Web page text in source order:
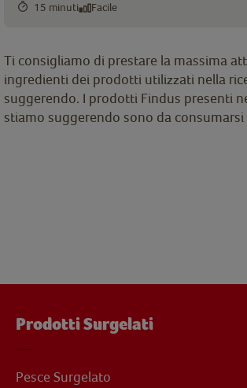
15 minuti Facile
Ti consigliamo di prestare la massima
ingredienti dei prodotti utilizzati nella
suggerendo. I prodotti Findus presenti
stiamo suggerendo sono da
Prodotti Surgelati
Pesce Surgelato